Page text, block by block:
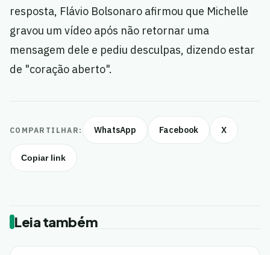
resposta, Flávio Bolsonaro afirmou que Michelle
gravou um vídeo após não retornar uma
mensagem dele e pediu desculpas, dizendo estar
de "coração aberto".
COMPARTILHAR: WhatsApp Facebook X
Copiar link
Leia também